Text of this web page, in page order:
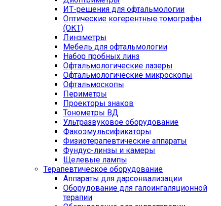
ИТ-решения для офтальмологии
Оптические когерентные томографы
(ОКТ)
Линзметры
Мебель для офтальмологии
Набор пробных линз
Офтальмологические лазеры
Офтальмологические микроскопы
Офтальмоскопы
Периметры
Проекторы знаков
Тонометры ВД
Ультразвуковое оборудование
Факоэмульсификаторы
Физиотерапевтические аппараты
Фундус-линзы и камеры
Щелевые лампы
Терапевтическое оборудование
Аппараты для дарсонвализации
Оборудование для галоингаляционной
терапии